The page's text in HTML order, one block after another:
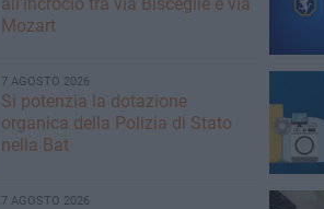
Mozart
7 AGOSTO 2026
Si potenzia la dotazione
organica della Polizia di Stato
nella Bat
7 AGOSTO 2026